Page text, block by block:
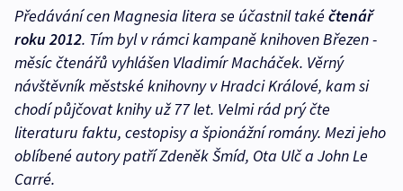
Předávání cen Magnesia litera se účastnil takéčtenář
roku 2012. Tím byl v rámci kampaně knihoven Březen -
měsíc čtenářů vyhlášen Vladimír Macháček. Věrný
návštěvník městské knihovny v Hradci Králové, kam si
chodí půjčovat knihy už 77 let. Velmi rád prý čte
literaturu faktu, cestopisy a špionážní romány. Mezi jeho
oblíbené autory patří Zdeněk Šmíd, Ota Ulč a John Le
Carré.